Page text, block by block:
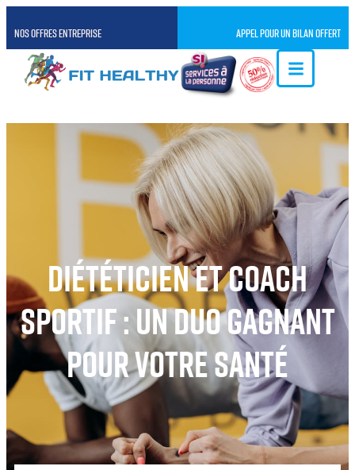
NOS OFFRES ENTREPRISE APPEL POUR UN BILAN OFFERT
Diététicien et coach
sportif : un duo gagnant
pour votre santé